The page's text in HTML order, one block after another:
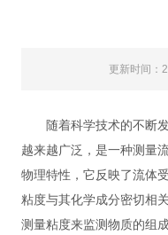
更新时间：
随着科学技术的不断发
越来越广泛，是一种测量
物理特性，它反映了流体
粘度与其化学成分密切相
测量粘度来监测物质的组成